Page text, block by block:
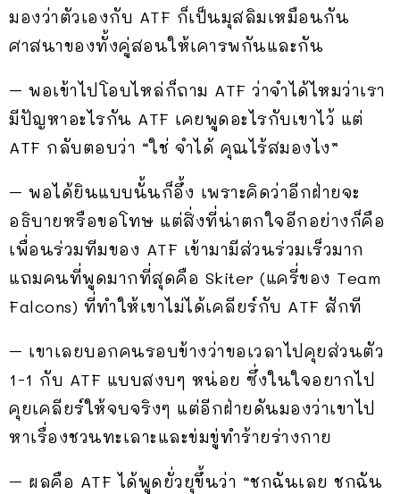
มองว่าตัวเองกับ ATF ก็เป็นมุสลิมเหมือนกัน
ศาสนาของทั้งคู่สอนให้เคารพกันและกัน
– พอเข้าไปโอบไหล่ก็ถาม ATF ว่าจำได้ไหมว่าเรา
มีปัญหาอะไรกัน ATF เคยพูดอะไรกับเขาไว้ แต่
ATF กลับตอบว่า “ใช่ จำได้ คุณไร้สมองไง”
– พอได้ยินแบบนั้นก็อึ้ง เพราะคิดว่าอีกฝ่ายจะ
อธิบายหรือขอโทษ แต่สิ่งที่น่าตกใจอีกอย่างก็คือ
เพื่อนร่วมทีมของ ATF เข้ามามีส่วนร่วมเร็วมาก
แถมคนที่พูดมากที่สุดคือ Skiter (แครี่ของ Team
Falcons) ที่ทำให้เขาไม่ได้เคลียร์กับ ATF สักที
– เขาเลยบอกคนรอบข้างว่าขอเวลาไปคุยส่วนตัว
1-1 กับ ATF แบบสงบๆ หน่อย ซึ่งในใจอยากไป
คุยเคลียร์ให้จบจริงๆ แต่อีกฝ่ายดันมองว่าเขาไป
หาเรื่องชวนทะเลาะและข่มขู่ทำร้ายร่างกาย
– ผลคือ ATF ได้พูดยั่วยุขึ้นว่า “ชกฉันเลย ชกฉัน